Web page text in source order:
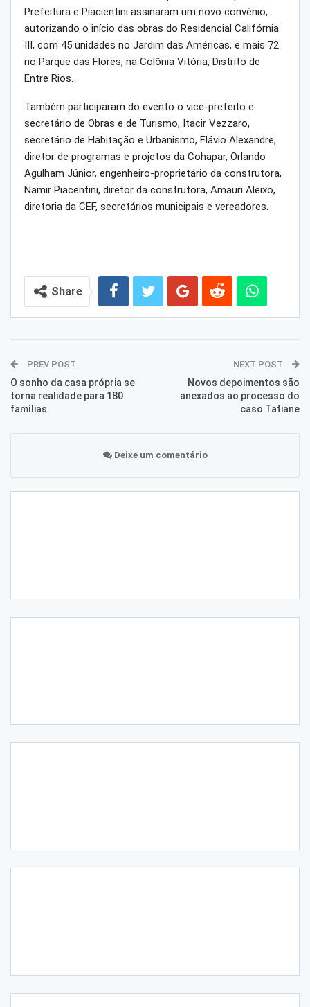
Prefeitura e Piacientini assinaram um novo convênio,
autorizando o início das obras do Residencial Califórnia
III, com 45 unidades no Jardim das Américas, e mais 72
no Parque das Flores, na Colônia Vitória, Distrito de
Entre Rios.
Também participaram do evento o vice-prefeito e
secretário de Obras e de Turismo, Itacir Vezzaro,
secretário de Habitação e Urbanismo, Flávio Alexandre,
diretor de programas e projetos da Cohapar, Orlando
Agulham Júnior, engenheiro-proprietário da construtora,
Namir Piacentini, diretor da construtora, Amauri Aleixo,
diretoria da CEF, secretários municipais e vereadores.
Share
PREV POST
O sonho da casa própria se
torna realidade para 180
famílias
NEXT POST
Novos depoimentos são
anexados ao processo do
caso Tatiane
Deixe um comentário